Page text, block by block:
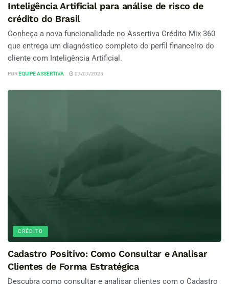
Inteligência Artificial para análise de risco de
crédito do Brasil
Conheça a nova funcionalidade no Assertiva Crédito Mix 360
que entrega um diagnóstico completo do perfil financeiro do
cliente com Inteligência Artificial.
POR EQUIPE ASSERTIVA 07/07/2025
CRÉDITO
Cadastro Positivo: Como Consultar e Analisar
Clientes de Forma Estratégica
Descubra como consultar e analisar clientes com o Cadastro